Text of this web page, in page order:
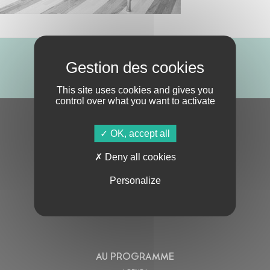
ABONNE-TOI !
S'ABONNER À LA NEWSLETTER
AU PROGRAMME
This site uses cookies and gives you
control over what you want to activate
OK, accept all
Deny all cookies
Personalize